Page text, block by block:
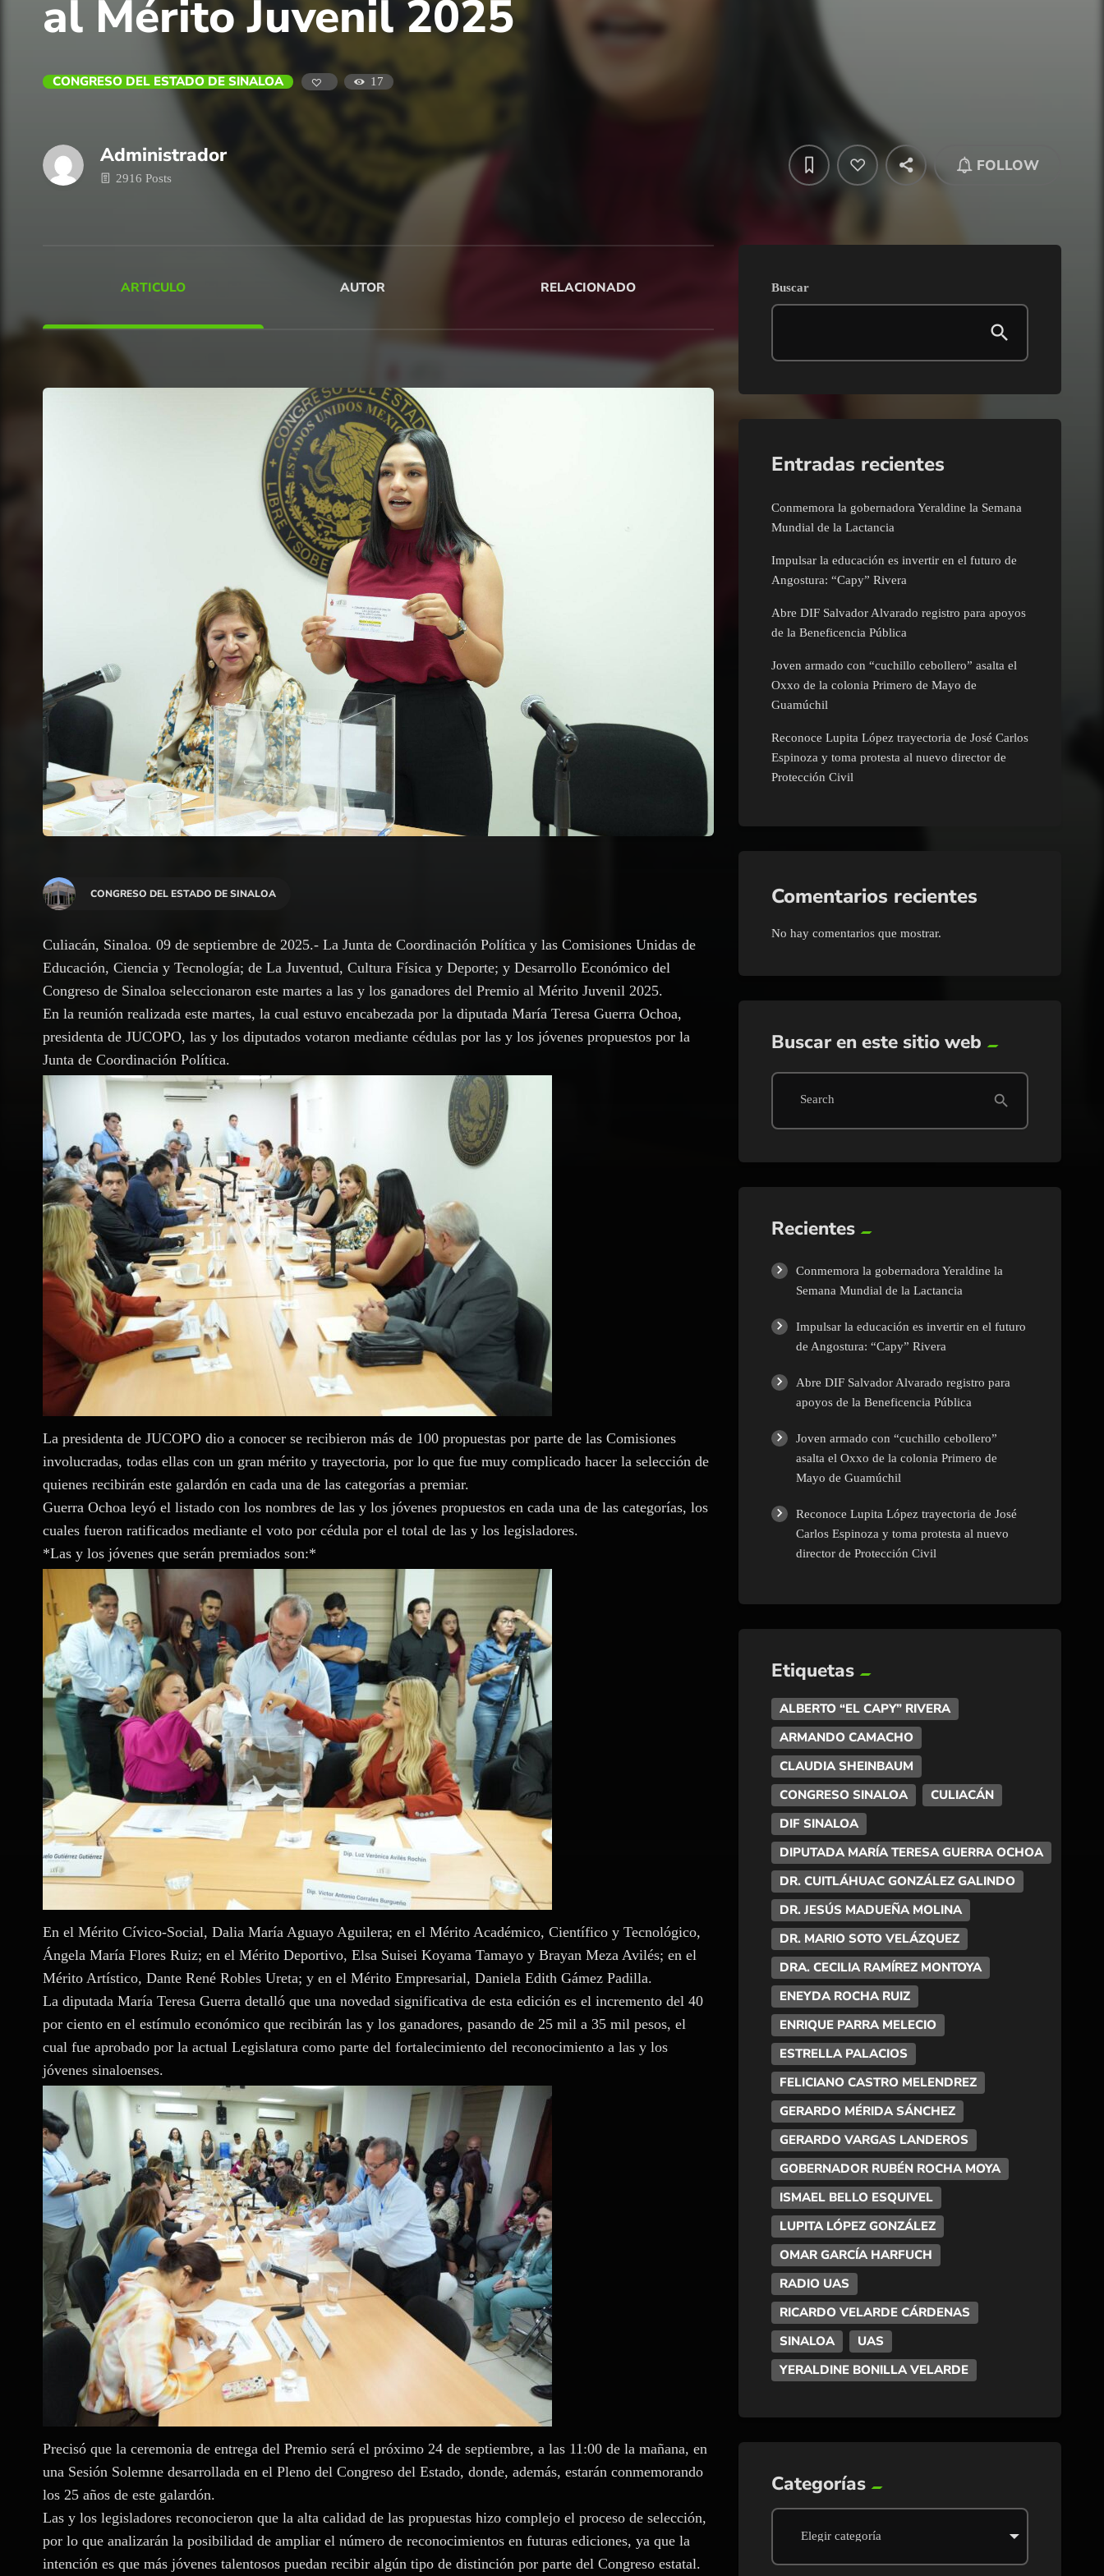
al Mérito Juvenil 2025
CONGRESO DEL ESTADO DE SINALOA 17
Administrador
2916 Posts
FOLLOW
ARTICULO AUTOR RELACIONADO
CONGRESO DEL ESTADO DE SINALOA
Culiacán, Sinaloa. 09 de septiembre de 2025.- La Junta de Coordinación Política y las Comisiones Unidas de
Educación, Ciencia y Tecnología; de La Juventud, Cultura Física y Deporte; y Desarrollo Económico del
Congreso de Sinaloa seleccionaron este martes a las y los ganadores del Premio al Mérito Juvenil 2025.
En la reunión realizada este martes, la cual estuvo encabezada por la diputada María Teresa Guerra Ochoa,
presidenta de JUCOPO, las y los diputados votaron mediante cédulas por las y los jóvenes propuestos por la
Junta de Coordinación Política.
La presidenta de JUCOPO dio a conocer se recibieron más de 100 propuestas por parte de las Comisiones
involucradas, todas ellas con un gran mérito y trayectoria, por lo que fue muy complicado hacer la selección de
quienes recibirán este galardón en cada una de las categorías a premiar.
Guerra Ochoa leyó el listado con los nombres de las y los jóvenes propuestos en cada una de las categorías, los
cuales fueron ratificados mediante el voto por cédula por el total de las y los legisladores.
*Las y los jóvenes que serán premiados son:*
En el Mérito Cívico-Social, Dalia María Aguayo Aguilera; en el Mérito Académico, Científico y Tecnológico,
Ángela María Flores Ruiz; en el Mérito Deportivo, Elsa Suisei Koyama Tamayo y Brayan Meza Avilés; en el
Mérito Artístico, Dante René Robles Ureta; y en el Mérito Empresarial, Daniela Edith Gámez Padilla.
La diputada María Teresa Guerra detalló que una novedad significativa de esta edición es el incremento del 40
por ciento en el estímulo económico que recibirán las y los ganadores, pasando de 25 mil a 35 mil pesos, el
cual fue aprobado por la actual Legislatura como parte del fortalecimiento del reconocimiento a las y los
jóvenes sinaloenses.
Precisó que la ceremonia de entrega del Premio será el próximo 24 de septiembre, a las 11:00 de la mañana, en
una Sesión Solemne desarrollada en el Pleno del Congreso del Estado, donde, además, estarán conmemorando
los 25 años de este galardón.
Las y los legisladores reconocieron que la alta calidad de las propuestas hizo complejo el proceso de selección,
por lo que analizarán la posibilidad de ampliar el número de reconocimientos en futuras ediciones, ya que la
intención es que más jóvenes talentosos puedan recibir algún tipo de distinción por parte del Congreso estatal.
Buscar
Entradas recientes
Conmemora la gobernadora Yeraldine la Semana
Mundial de la Lactancia
Impulsar la educación es invertir en el futuro de
Angostura: “Capy” Rivera
Abre DIF Salvador Alvarado registro para apoyos
de la Beneficencia Pública
Joven armado con “cuchillo cebollero” asalta el
Oxxo de la colonia Primero de Mayo de
Guamúchil
Reconoce Lupita López trayectoria de José Carlos
Espinoza y toma protesta al nuevo director de
Protección Civil
Comentarios recientes
No hay comentarios que mostrar.
Buscar en este sitio web
Search search
Recientes
Conmemora la gobernadora Yeraldine la
Semana Mundial de la Lactancia
Impulsar la educación es invertir en el futuro
de Angostura: “Capy” Rivera
Abre DIF Salvador Alvarado registro para
apoyos de la Beneficencia Pública
Joven armado con “cuchillo cebollero”
asalta el Oxxo de la colonia Primero de
Mayo de Guamúchil
Reconoce Lupita López trayectoria de José
Carlos Espinoza y toma protesta al nuevo
director de Protección Civil
Etiquetas
ALBERTO “EL CAPY” RIVERA
ARMANDO CAMACHO
CLAUDIA SHEINBAUM
CONGRESO SINALOA
CULIACÁN
DIF SINALOA
DIPUTADA MARÍA TERESA GUERRA OCHOA
DR. CUITLÁHUAC GONZÁLEZ GALINDO
DR. JESÚS MADUEÑA MOLINA
DR. MARIO SOTO VELÁZQUEZ
DRA. CECILIA RAMÍREZ MONTOYA
ENEYDA ROCHA RUIZ
ENRIQUE PARRA MELECIO
ESTRELLA PALACIOS
FELICIANO CASTRO MELENDREZ
GERARDO MÉRIDA SÁNCHEZ
GERARDO VARGAS LANDEROS
GOBERNADOR RUBÉN ROCHA MOYA
ISMAEL BELLO ESQUIVEL
LUPITA LÓPEZ GONZÁLEZ
OMAR GARCÍA HARFUCH
RADIO UAS
RICARDO VELARDE CÁRDENAS
SINALOA
UAS
YERALDINE BONILLA VELARDE
Categorías